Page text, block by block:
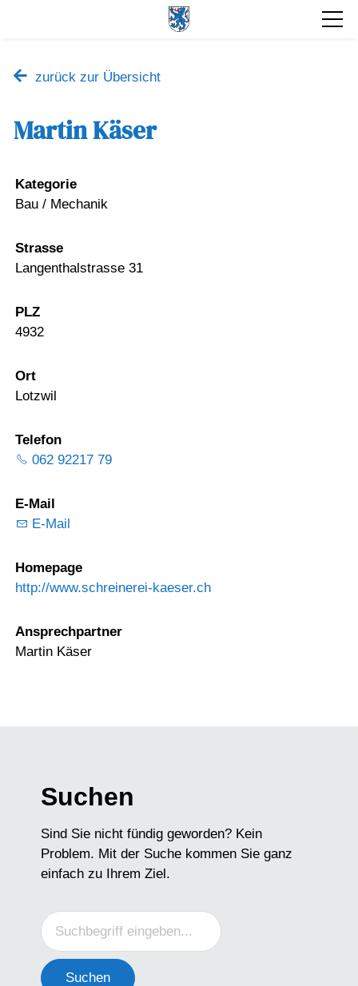
zurück zur Übersicht
Martin Käser
Kategorie
Bau / Mechanik
Strasse
Langenthalstrasse 31
PLZ
4932
Ort
Lotzwil
Telefon
062 92217 79
E-Mail
E-Mail
Homepage
http://www.schreinerei-kaeser.ch
Ansprechpartner
Martin Käser
Suchen
Sind Sie nicht fündig geworden? Kein
Problem. Mit der Suche kommen Sie ganz
einfach zu Ihrem Ziel.
Suchen